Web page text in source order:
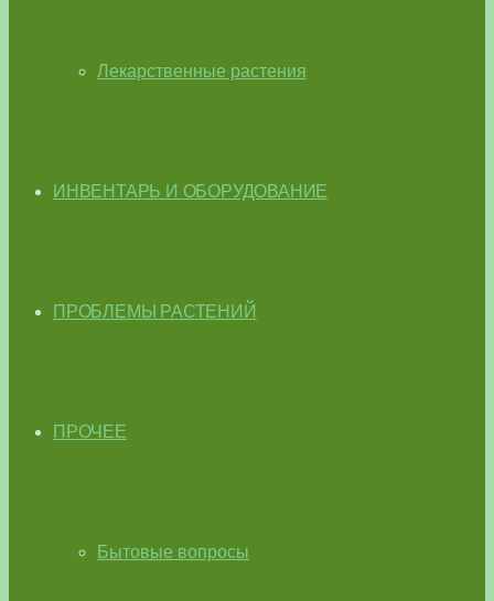
Лекарственные растения
ИНВЕНТАРЬ И ОБОРУДОВАНИЕ
ПРОБЛЕМЫ РАСТЕНИЙ
ПРОЧЕЕ
Бытовые вопросы